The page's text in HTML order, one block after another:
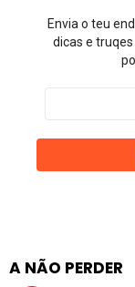
Envia o teu
dicas e
Endereço
email
A NÃO PERDER